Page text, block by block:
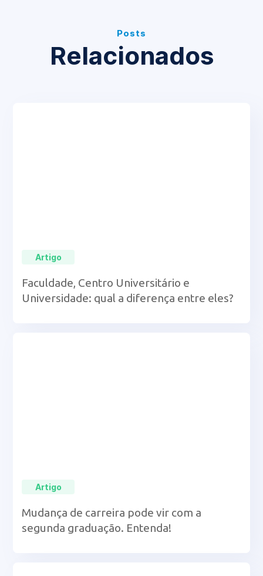
Posts
Relacionados
Artigo
Faculdade, Centro Universitário e
Universidade: qual a diferença entre eles?
Artigo
Mudança de carreira pode vir com a
segunda graduação. Entenda!